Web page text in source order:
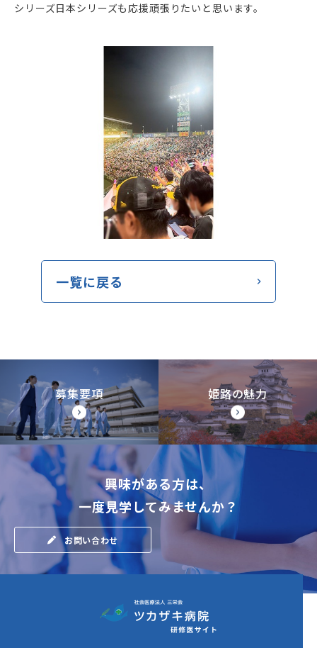
シリーズ日本シリーズも応援頑張りたいと思います。
一覧に戻る
募集要項 姫路の魅力
興味がある方は、
一度見学してみませんか？
お問い合わせ